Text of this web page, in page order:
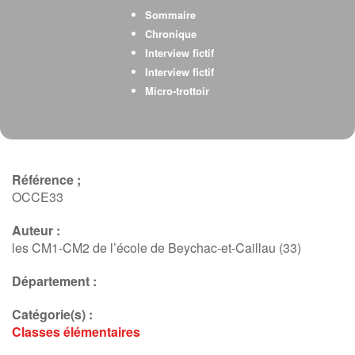
Sommaire
Chronique
Interview fictif
Interview fictif
Micro-trottoir
Référence ;
OCCE33
Auteur :
les CM1-CM2 de l’école de Beychac-et-Caillau (33)
Département :
Catégorie(s) :
Classes élémentaires